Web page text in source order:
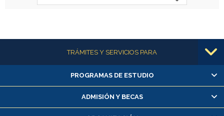
Más informaciónTRÁMITES Y SERVICIOS PARA
Alumnas/os y exalumnas/os
Matrícula en línea
Inscripción y cambio de asignaturas
PROGRAMAS DE ESTUDIO
ADMISIÓN Y BECAS